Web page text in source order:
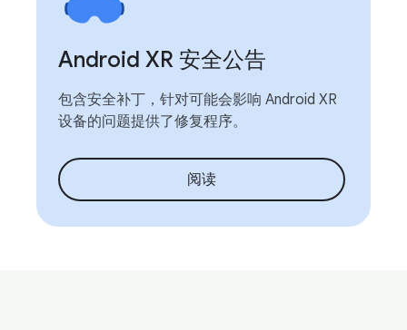
Android XR 安全公告
包含安全补丁，针对可能会影响 Android XR
设备的问题提供了修复程序。
阅读